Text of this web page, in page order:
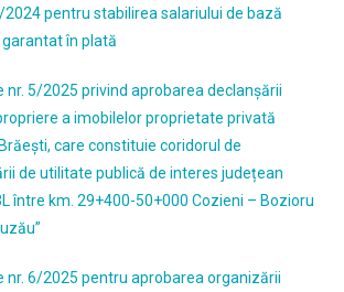
2024 pentru stabilirea salariului de bază
în plată
nr. 5/2025 privind aprobarea declanșării
a imobilelor proprietate privată
care constituie coridorul de
de utilitate publică de interes județean
între km. 29+400-50+000 Cozieni – Bozioru
nr. 6/2025 pentru aprobarea organizării